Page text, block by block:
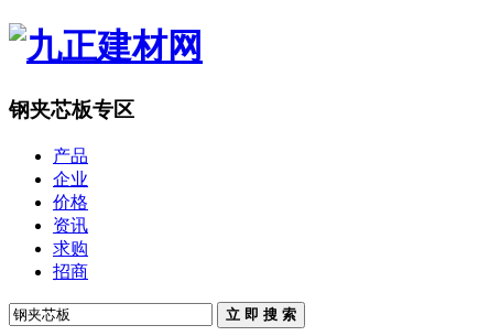
钢夹芯板专区
产品
企业
价格
资讯
求购
招商
立 即 搜 索